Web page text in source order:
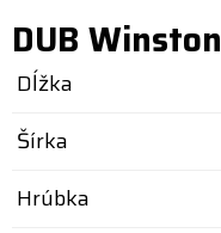
DUB Winston
Dĺžka
Šírka
Hrúbka